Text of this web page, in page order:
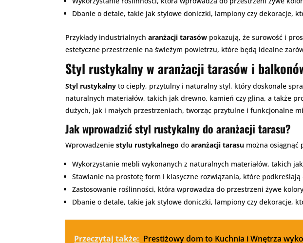
Dbanie o detale, takie jak stylowe doniczki, lampiony czy dekoracje,
Przykłady industrialnycharanżacji tarasów pokazują, że surowość i
estetyczne przestrzenie na świeżym powietrzu, które będą idealne
Styl rustykalny w aranżacji tarasów i
Styl rustykalny to ciepły, przytulny i naturalny styl, który doskonale
naturalnych materiałów, takich jak drewno, kamień czy glina, a także
dużych, jak i małych przestrzeniach, tworząc przytulne i funkcjonalne
Jak wprowadzić styl rustykalny do aranżacji tarasu?
Wprowadzeniestylu rustykalnego doaranżacji tarasu można osiągnąć
Wykorzystanie mebli wykonanych z naturalnych materiałów, takich
Stawianie na prostotę form i klasyczne rozwiązania, które
Zastosowanie roślinności, która wprowadza do przestrzeni żywe
Dbanie o detale, takie jak stylowe doniczki, lampiony czy dekoracje,
Przeczytaj także: Prestiżowy dom to Kuchnia i Wnętrza